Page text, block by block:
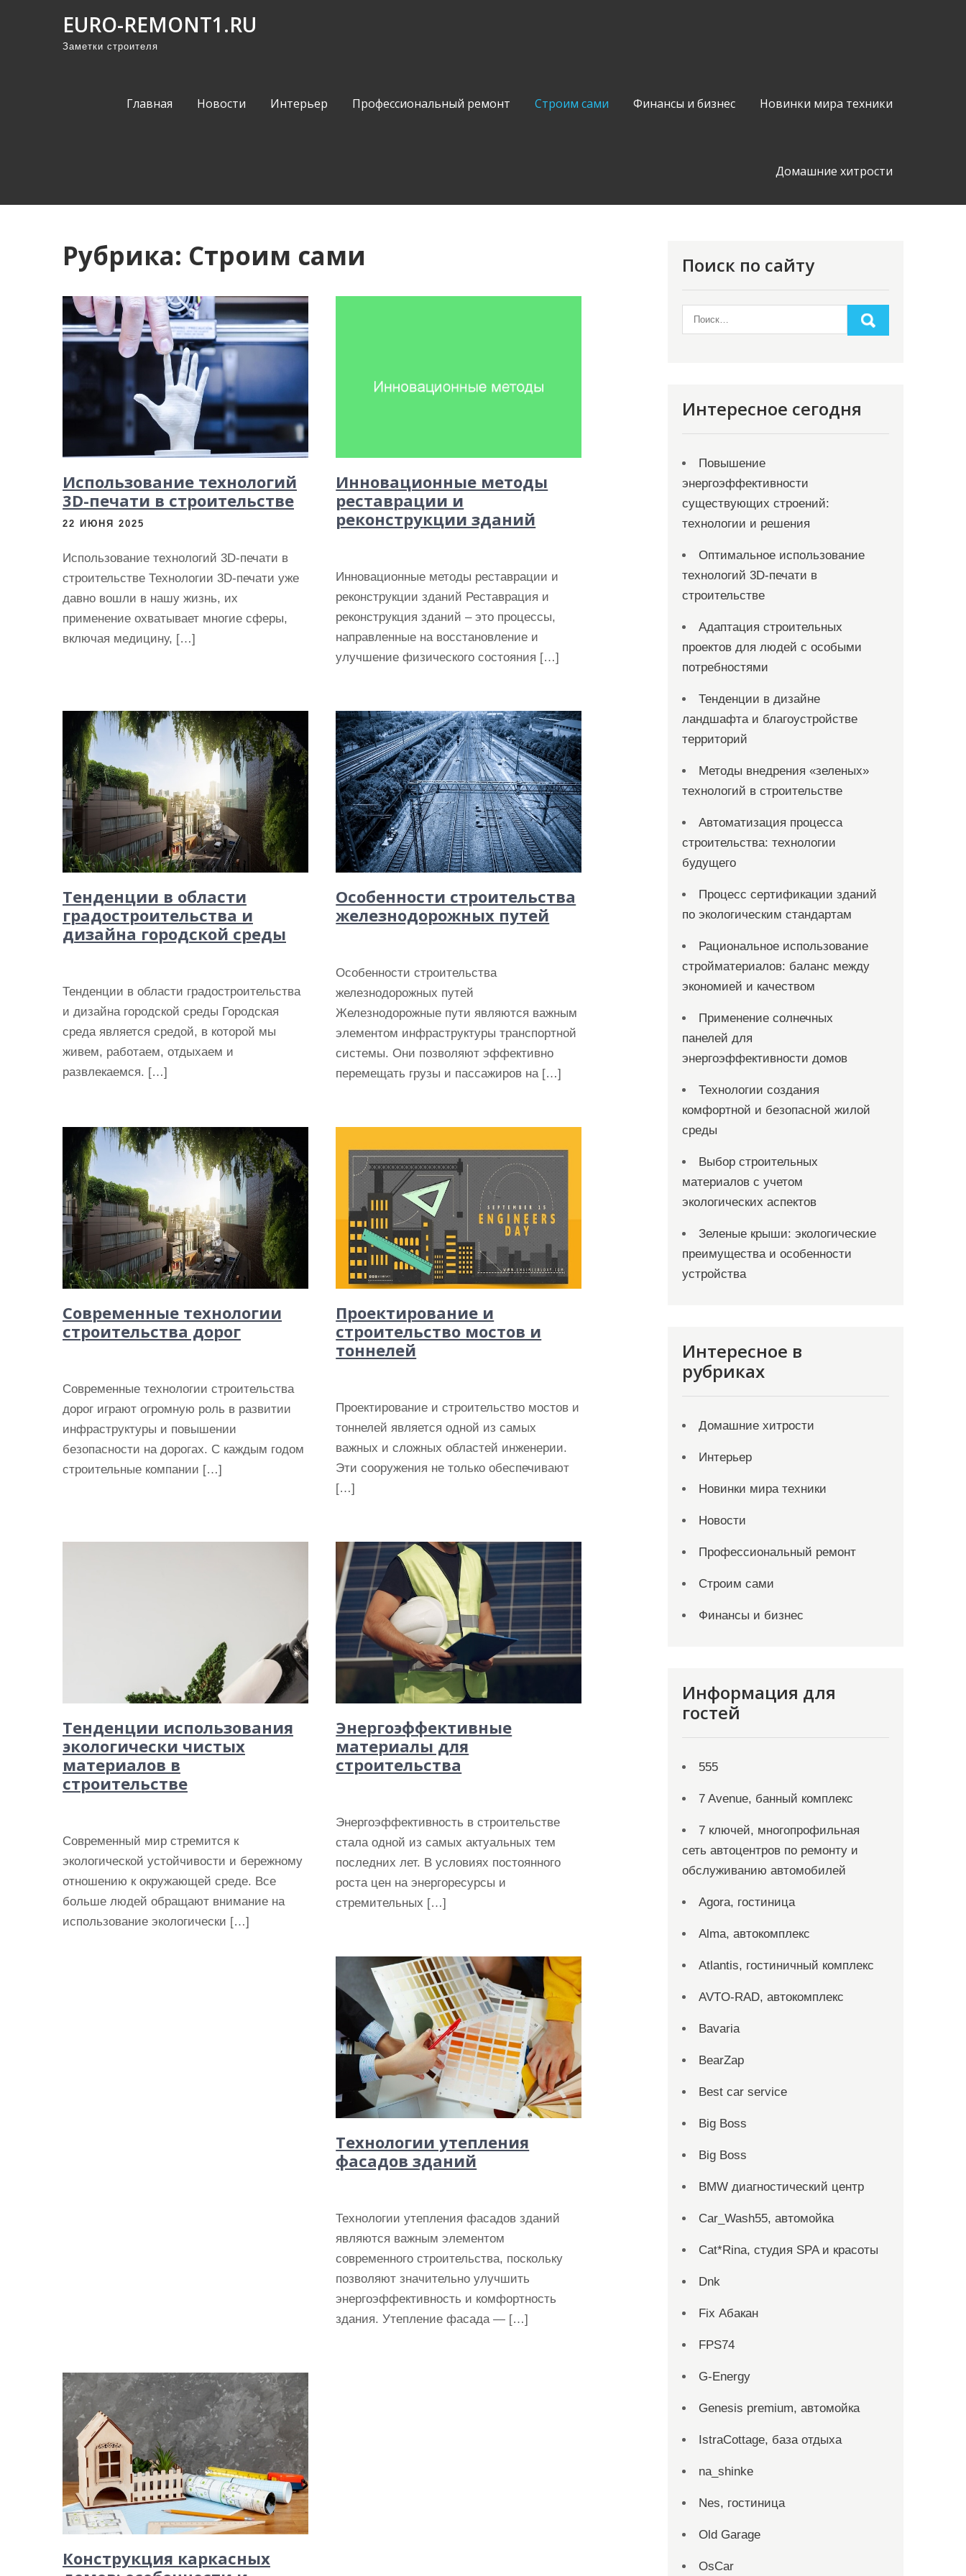
EURO-REMONT1.RU
Заметки строителя
Главная Новости Интерьер Профессиональный ремонт Строим сами Финансы и бизнес Новинки мира техники
Домашние хитрости
Рубрика: Строим сами
Использование технологий
3D-печати в строительстве
22 ИЮНЯ 2025
Использование технологий 3D-печати в
строительстве Технологии 3D-печати уже
давно вошли в нашу жизнь, их
применение охватывает многие сферы,
включая медицину, […]
Инновационные методы
реставрации и
реконструкции зданий
Инновационные методы реставрации и
реконструкции зданий Реставрация и
реконструкция зданий – это процессы,
направленные на восстановление и
улучшение физического состояния […]
Тенденции в области
градостроительства и
дизайна городской среды
Тенденции в области градостроительства
и дизайна городской среды Городская
среда является средой, в которой мы
живем, работаем, отдыхаем и
развлекаемся. […]
Особенности строительства
железнодорожных путей
Особенности строительства
железнодорожных путей
Железнодорожные пути являются важным
элементом инфраструктуры транспортной
системы. Они позволяют эффективно
перемещать грузы и пассажиров на […]
Современные технологии
строительства дорог
Современные технологии строительства
дорог играют огромную роль в развитии
инфраструктуры и повышении
безопасности на дорогах. С каждым годом
строительные компании […]
Проектирование и
строительство мостов и
тоннелей
Проектирование и строительство мостов и
тоннелей является одной из самых
важных и сложных областей инженерии.
Эти сооружения не только обеспечивают
[…]
Тенденции использования
экологически чистых
материалов в
строительстве
Современный мир стремится к
экологической устойчивости и бережному
отношению к окружающей среде. Все
больше людей обращают внимание на
использование экологически […]
Энергоэффективные
материалы для
строительства
Энергоэффективность в строительстве
стала одной из самых актуальных тем
последних лет. В условиях постоянного
роста цен на энергоресурсы и
стремительных […]
Технологии утепления
фасадов зданий
Технологии утепления фасадов зданий
являются важным элементом
современного строительства, поскольку
позволяют значительно улучшить
энергоэффективность и комфортность
здания. Утепление фасада — […]
Конструкция каркасных
Поиск по сайту
Интересное сегодня
Повышение
энергоэффективности
существующих строений:
технологии и решения
Оптимальное использование
технологий 3D-печати в
строительстве
Адаптация строительных
проектов для людей с особыми
потребностями
Тенденции в дизайне
ландшафта и благоустройстве
территорий
Методы внедрения «зеленых»
технологий в строительстве
Автоматизация процесса
строительства: технологии
будущего
Процесс сертификации зданий
по экологическим стандартам
Рациональное использование
стройматериалов: баланс между
экономией и качеством
Применение солнечных
панелей для
энергоэффективности домов
Технологии создания
комфортной и безопасной жилой
среды
Выбор строительных
материалов с учетом
экологических аспектов
Зеленые крыши: экологические
преимущества и особенности
устройства
Интересное в
рубриках
Домашние хитрости
Интерьер
Новинки мира техники
Новости
Профессиональный ремонт
Строим сами
Финансы и бизнес
Информация для
гостей
555
7 Avenue, банный комплекс
7 ключей, многопрофильная
сеть автоцентров по ремонту и
обслуживанию автомобилей
Agora, гостиница
Alma, автокомплекс
Atlantis, гостиничный комплекс
AVTO-RAD, автокомплекс
Bavaria
BearZap
Best car service
Big Boss
Big Boss
BMW диагностический центр
Car_Wash55, автомойка
Cat*Rina, студия SPA и красоты
Dnk
Fix Абакан
FPS74
G-Energy
Genesis premium, автомойка
IstraCottage, база отдыха
na_shinke
Nes, гостиница
Old Garage
OsCar